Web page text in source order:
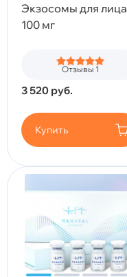
Экзосомы для лица
100 мг
Отзывы 1
3 520 руб.
Купить